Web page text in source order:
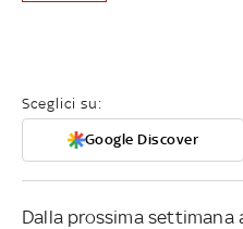
Sceglici su:
Google Discover
Dalla prossima